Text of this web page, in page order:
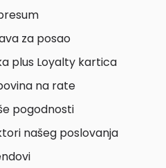
za posao
plus Loyalty kartica
na rate
pogodnosti
našeg poslovanja